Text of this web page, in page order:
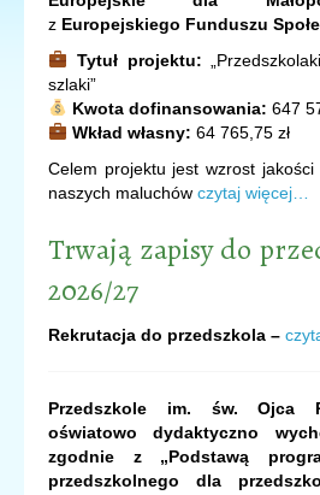
z Europejskiego Funduszu
Tytuł projektu:
szlaki”
Kwota dofinansowania: 647
Wkład własny: 64 765,75 zł
Celem projektu jest wzrost
naszych maluchów czytaj więcej…
Trwają zapisy do
2026/27
Rekrutacja do przedszkola –
Przedszkole im. św. Ojca
oświatowo dydaktyczno
zgodnie z „Podstawą
przedszkolnego dla